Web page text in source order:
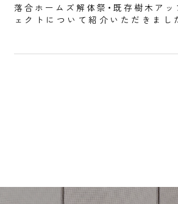
落合ホームズ解体祭・既存樹木ア
ェクトについて紹介いただきまし